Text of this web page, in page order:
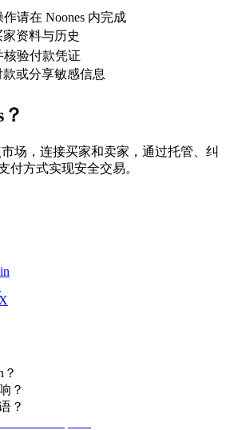
请在 Noones 内完成
资料与历史
验付款凭证
或分享敏感信息
场，连接买家和卖家，通过托管、纠
付方式实现安全交易。
？
？